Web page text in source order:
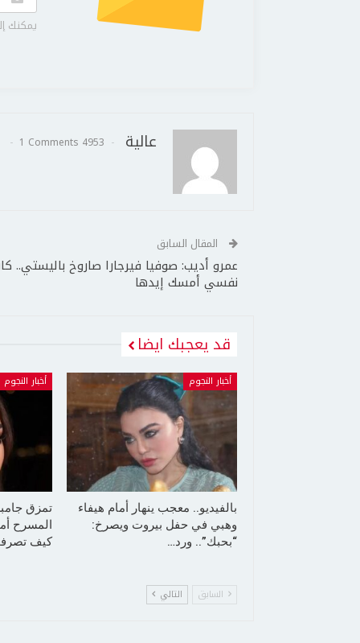
يمكنك
عالية 4953 Posts
1 Comments
المقال السابق
عمرو أديب: صوفيا فيرجارا صاروخ باليستي..
نفسي أمسك إيدها
قد يعجبك ايضا
أخبار النجوم
بالفيديو.. معجب ينهار أمام هيفاء
وهبي في حفل بيروت ويصرخ:
“بحبك”.. ورد…
أخبار النجوم
تمزق
المسرح
كيف
السابق التالي